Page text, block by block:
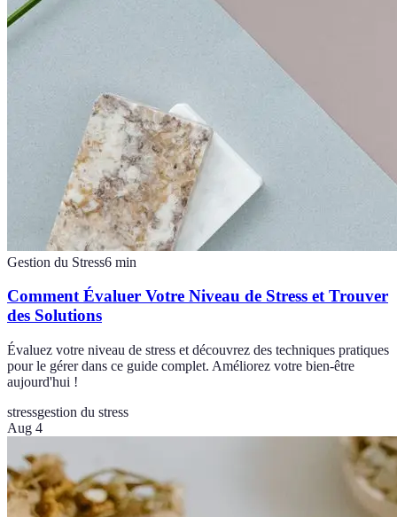
Gestion du Stress6 min
Comment Évaluer Votre Niveau de Stress et Trouver
des Solutions
Évaluez votre niveau de stress et découvrez des techniques pratiques
pour le gérer dans ce guide complet. Améliorez votre bien-être
aujourd'hui !
stressgestion du stress
Aug 4